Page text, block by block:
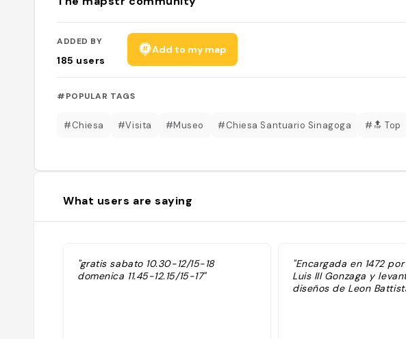
ADDED BY
185 users
Add to my map
#POPULAR TAGS
#Chiesa #Visita #Museo #Chiesa Santuario Sinagoga #🔝 Top
What users are saying
"gratis sabato 10.30-12/15-18
domenica 11.45-12.15/15-17"
"Encargada en 1472 por
Luis III Gonzaga y
diseños de Leon